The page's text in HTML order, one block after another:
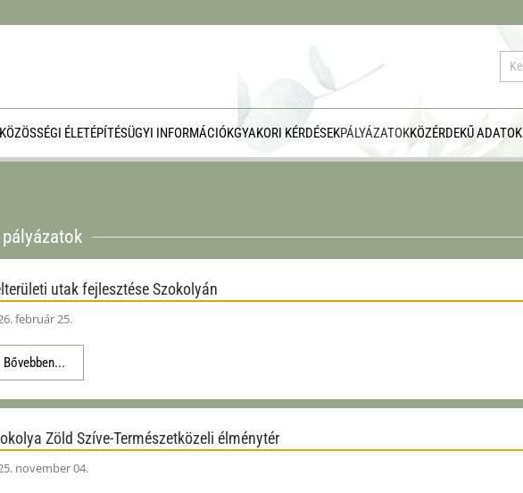
KÖZÖSSÉGI ÉLETÉPÍTÉSÜGYI INFORMÁCIÓKGYAKORI KÉRDÉSEKPÁLYÁZATOKKÖZÉRDEKŰ ADATOK
utak fejlesztése Szokolyán
február 25.
Bővebben...
Zöld Szíve-Természetközeli élménytér
november 04.